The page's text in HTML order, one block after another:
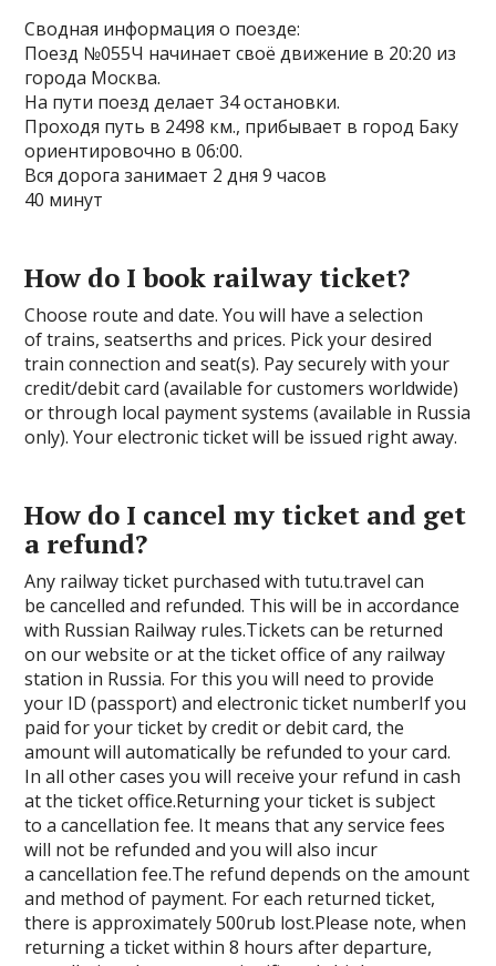
Сводная информация о поезде:
Поезд №055Ч начинает своё движение в 20:20 из
города Москва.
На пути поезд делает 34 остановки.
Проходя путь в 2498 км., прибывает в город Баку
ориентировочно в 06:00.
Вся дорога занимает 2 дня 9 часов
40 минут
How do I book railway ticket?
Choose route and date. You will have a selection
of trains, seatserths and prices. Pick your desired
train connection and seat(s). Pay securely with your
credit/debit card (available for customers worldwide)
or through local payment systems (available in Russia
only). Your electronic ticket will be issued right away.
How do I cancel my ticket and get
a refund?
Any railway ticket purchased with tutu.travel can
be cancelled and refunded. This will be in accordance
with Russian Railway rules.Tickets can be returned
on our website or at the ticket office of any railway
station in Russia. For this you will need to provide
your ID (passport) and electronic ticket numberIf you
paid for your ticket by credit or debit card, the
amount will automatically be refunded to your card.
In all other cases you will receive your refund in cash
at the ticket office.Returning your ticket is subject
to a cancellation fee. It means that any service fees
will not be refunded and you will also incur
a cancellation fee.The refund depends on the amount
and method of payment. For each returned ticket,
there is approximately 500rub lost.Please note, when
returning a ticket within 8 hours after departure,